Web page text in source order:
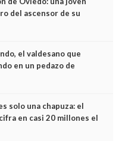
del ascensor de su
sus últimos minutos
el valdesano que
en un pedazo de
solo una chapuza: el
en casi 20 millones el
que no cabían por los